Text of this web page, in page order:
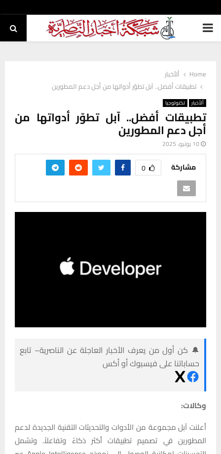
PRIMARY
Home
ألأخبار
تطبيقات أفضل.. آبل تطوّر أدواتها من أجل دعم المطورين
ألأخبار تكنولوجيا
تطبيقات أفضل.. آبل تطوّر أدواتها من
أجل دعم المطورين
10 يونيو، 2025
مشاركة 0
🔔 كن أول من يعرف الأخبار العاجلة عن الناصرية– تابع
حساباتنا على فيسبوك أو أكس
وكالات:
أعلنت آبل مجموعة من الأدوات والتحديثات التقنية الجديدة لدعم
المطورين في تصميم تطبيقات أكثر ذكاءً وتفاعلاً. وتشمل